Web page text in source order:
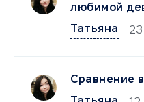
любимой
Татьяна
Сравнение